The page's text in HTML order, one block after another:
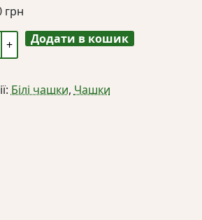
грн
Додати в кошик
Білі чашки, Чашки